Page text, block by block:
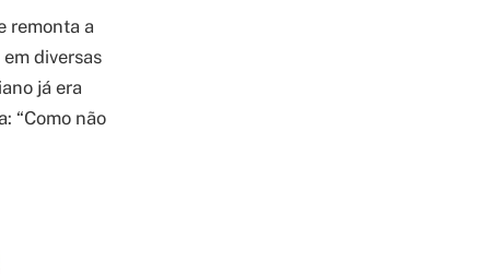
remonta a
diversas
já era
“Como não